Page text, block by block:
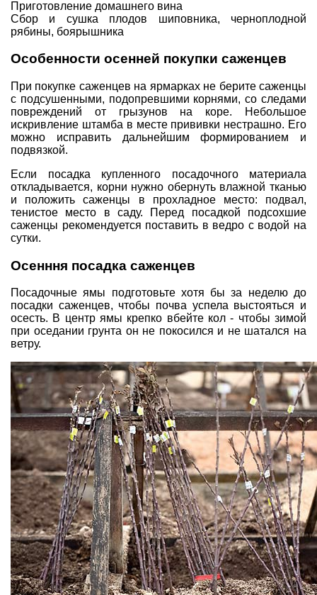
Приготовление домашнего вина
Сбор и сушка плодов шиповника, черноплодной
рябины, боярышника
Особенности осенней покупки саженцев
При покупке саженцев на ярмарках не берите саженцы
с подсушенными, подопревшими корнями, со следами
повреждений от грызунов на коре. Небольшое
искривление штамба в месте прививки нестрашно. Его
можно исправить дальнейшим формированием и
подвязкой.
Если посадка купленного посадочного материала
откладывается, корни нужно обернуть влажной тканью
и положить саженцы в прохладное место: подвал,
тенистое место в саду. Перед посадкой подсохшие
саженцы рекомендуется поставить в ведро с водой на
сутки.
Осенння посадка саженцев
Посадочные ямы подготовьте хотя бы за неделю до
посадки саженцев, чтобы почва успела выстояться и
осесть. В центр ямы крепко вбейте кол - чтобы зимой
при оседании грунта он не покосился и не шатался на
ветру.